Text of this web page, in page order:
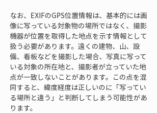
なお、EXIFのGPS位置情報は、基本的には画
像に写っている対象物の場所ではなく、撮影
機器が位置を取得した地点を示す情報として
扱う必要があります。遠くの建物、山、設
備、看板などを撮影した場合、写真に写って
いる対象の所在地と、撮影者が立っていた地
点が一致しないことがあります。この点を混
同すると、緯度経度は正しいのに「写ってい
る場所と違う」と判断してしまう可能性があ
ります。